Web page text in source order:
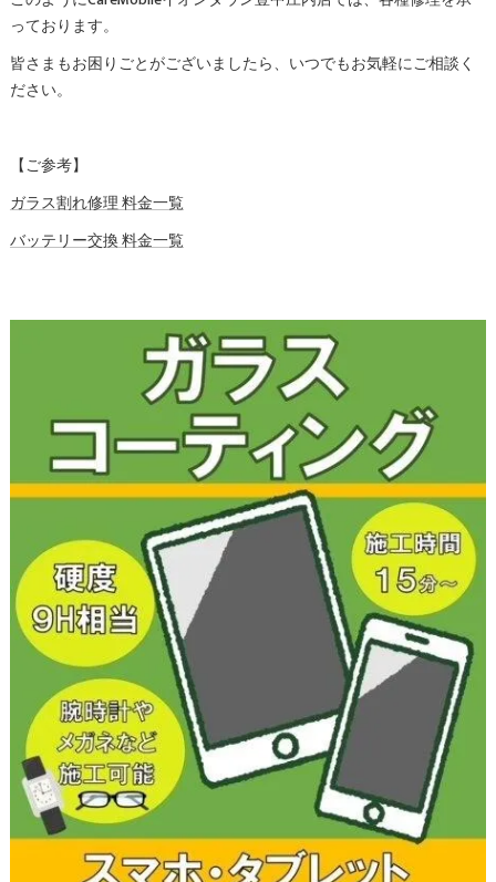
っております。
皆さまもお困りごとがございましたら、いつでもお気軽にご相談く
ださい。
【ご参考】
ガラス割れ修理 料金一覧
バッテリー交換 料金一覧